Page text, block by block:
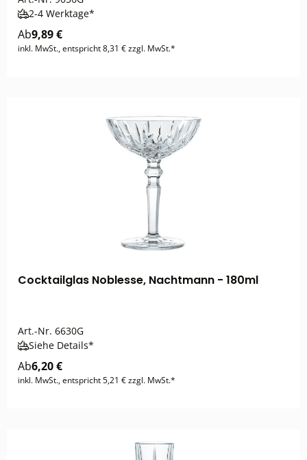
2-4 Werktage*
Ab9,89 €
inkl. MwSt., entspricht 8,31 € zzgl. MwSt.*
Cocktailglas Noblesse, Nachtmann - 180ml
Art.-Nr. 6630G
Siehe Details*
Ab6,20 €
inkl. MwSt., entspricht 5,21 € zzgl. MwSt.*